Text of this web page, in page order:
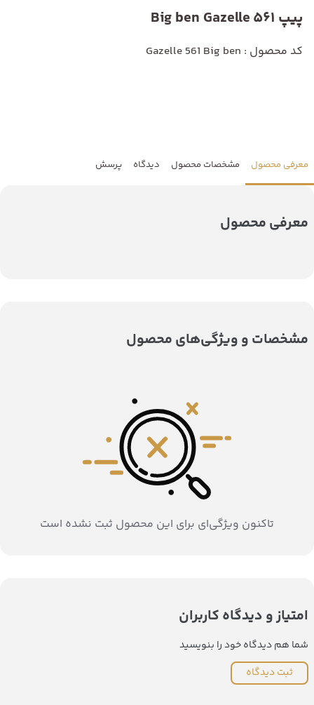
پیپ Big ben Gazelle 561
کد محصول : Gazelle 561 Big ben
معرفی محصول مشخصات محصول دیدگاه پرسش
معرفی محصول
مشخصات و ویژگی‌های محصول
تاکنون ویژگی‌ای برای این محصول ثبت نشده است
امتیاز و دیدگاه کاربران
شما هم دیدگاه خود را بنویسید
ثبت دیدگاه